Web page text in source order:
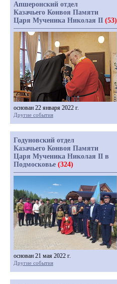
Апшеронский отдел
Казачьего Конвоя Памяти
Царя Мученика Николая II (53)
основан 22 января 2022 г.
Другие события
Годуновский отдел
Казачьего Конвоя Памяти
Царя Мученика Николая II в
Подмосковье (324)
основан 21 мая 2022 г.
Другие события